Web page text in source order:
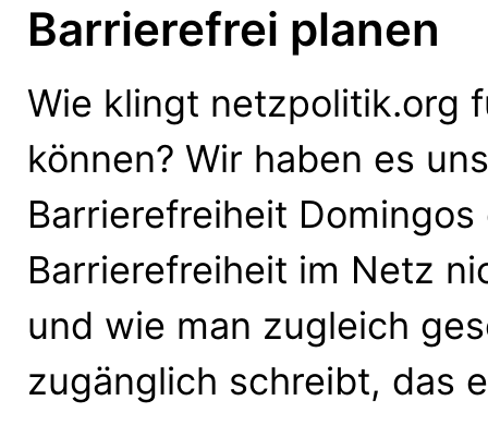
Barrierefrei planen
Wie klingt netzpolitik.org
können? Wir haben es
Barrierefreiheit Domingos
Barrierefreiheit im Netz
und wie man zugleich
zugänglich schreibt, das